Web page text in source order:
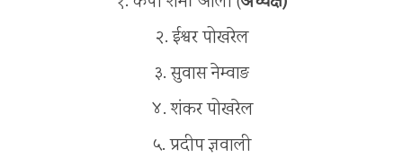
२. ईश्वर पोखरेल
३. सुवास नेम्वाङ
४. शंकर पोखरेल
५. प्रदीप ज्ञवाली